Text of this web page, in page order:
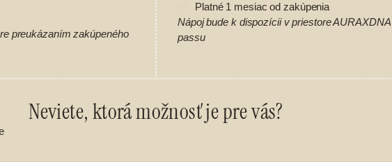
preukázaním zakúpeného
Platné 1 mesiac od zakúpenia
Nápoj bude k dispozícii v priestore
passu
Neviete, ktorá možnosť je pre vás?